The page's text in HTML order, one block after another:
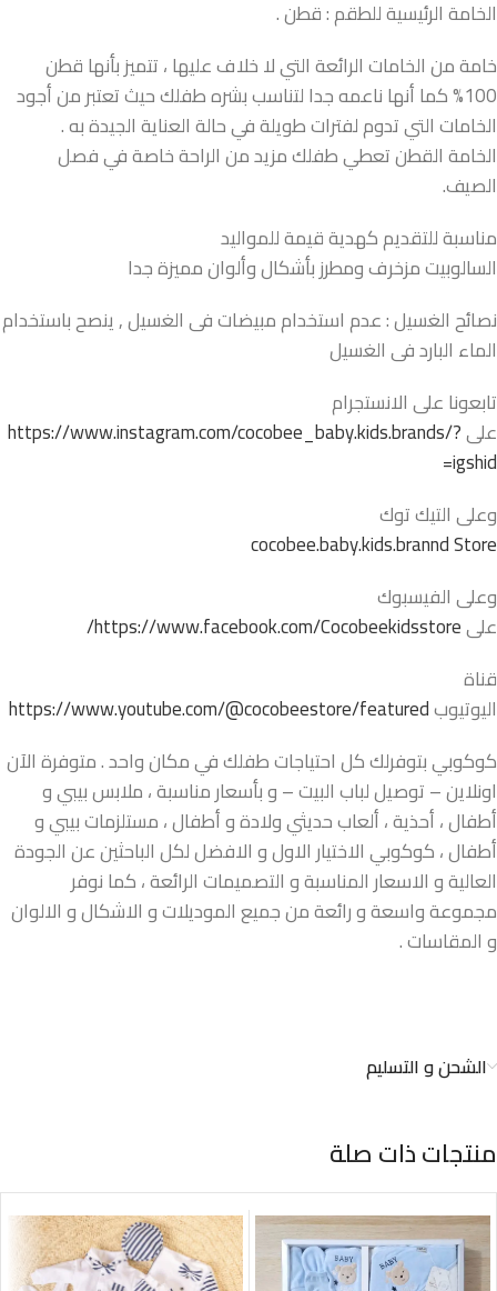
الخامة الرئيسية للطقم : قطن .
خامة من الخامات الرائعة التي لا خلاف عليها ، تتميز بأنها قطن
100% كما أنها ناعمه جدا لتناسب بشره طفلك حيث تعتبر من أجود
الخامات التي تدوم لفترات طويلة في حالة العناية الجيدة به .
الخامة القطن تعطي طفلك مزيد من الراحة خاصة في فصل
الصيف.
مناسبة للتقديم كهدية قيمة للمواليد
السالوبيت مزخرف ومطرز بأشكال وألوان مميزة جدا
نصائح الغسيل : عدم استخدام مبيضات فى الغسيل , ينصح باستخدام
الماء البارد فى الغسيل
تابعونا على الانستجرام
علىhttps://www.instagram.com/cocobee_baby.kids.brands/?
igshid=
وعلى التيك توك
cocobee.baby.kids.brannd Store
وعلى الفيسبوك
علىhttps://www.facebook.com/Cocobeekidsstore/
قناة
اليوتيوبhttps://www.youtube.com/@cocobeestore/featured
كوكوبي بتوفرلك كل احتياجات طفلك في مكان واحد . متوفرة الآن
اونلاين – توصيل لباب البيت – و بأسعار مناسبة ، ملابس بيبي و
أطفال ، أحذية ، ألعاب حديثي ولادة و أطفال ، مستلزمات بيبي و
أطفال ، كوكوبي الاختيار الاول و الافضل لكل الباحثين عن الجودة
العالية و الاسعار المناسبة و التصميمات الرائعة ، كما نوفر
مجموعة واسعة و رائعة من جميع الموديلات و الاشكال و الالوان
و المقاسات .
الشحن و التسليم
منتجات ذات صلة